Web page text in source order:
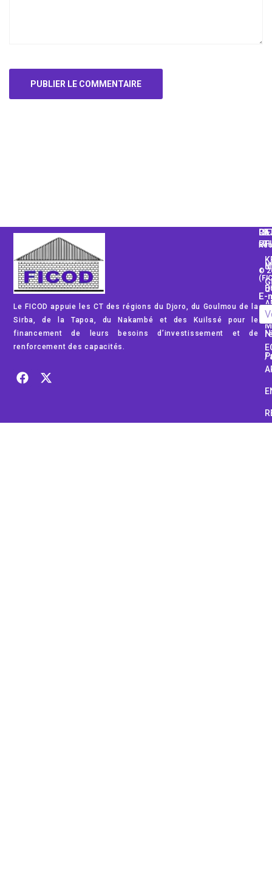
Le FICOD appuie les CT des régions du Djoro, du Goulmou de la
Sirba, de la Tapoa, du Nakambé et des Kuilssé pour le
financement de leurs besoins d’investissement et de
renforcement des capacités.
©
E-